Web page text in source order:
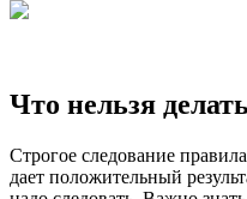
Что нельзя делать
Строгое следование
дает положительный